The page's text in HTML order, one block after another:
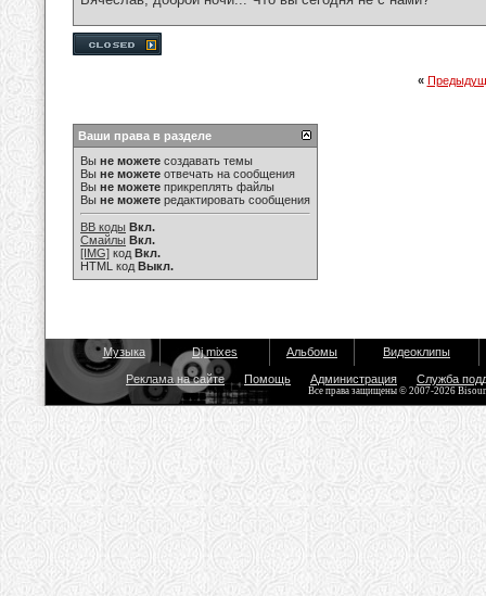
«
Ваши права в разделе
Вы не можете создавать темы
Вы не можете отвечать на сообщения
Вы не можете прикреплять файлы
Вы не можете редактировать сообщения
BB коды Вкл.
Смайлы Вкл.
[IMG] код Вкл.
HTML код Выкл.
Музыка Dj mixes Альбомы Видеоклипы
Реклама на сайте Помощь Администрация Служба
Все права защищены © 2007-2026